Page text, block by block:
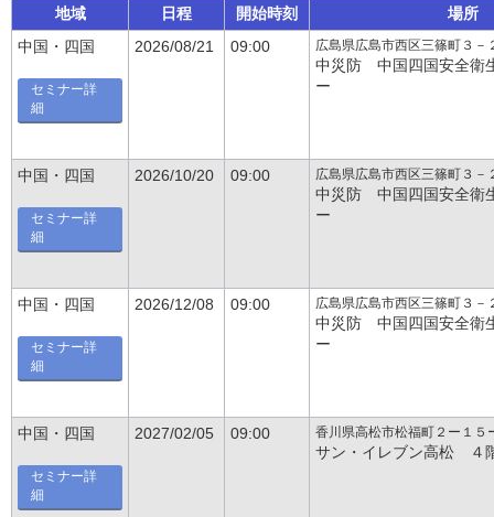
地域 日程 開始時刻
場所
中国・四国
セミナー詳
細
2026/08/21 09:00 広島県広島市西区三篠町３－
中災防 中国四国安全衛
ー
中国・四国
セミナー詳
細
2026/10/20 09:00 広島県広島市西区三篠町３－
中災防 中国四国安全衛
ー
中国・四国
セミナー詳
細
2026/12/08 09:00 広島県広島市西区三篠町３－
中災防 中国四国安全衛
ー
中国・四国
セミナー詳
細
2027/02/05 09:00 香川県高松市松福町２ー１５
サン・イレブン高松 ４